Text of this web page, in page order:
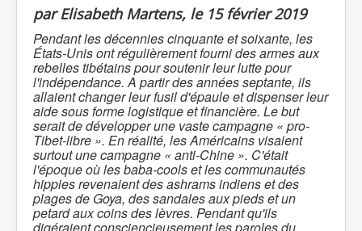
par Elisabeth Martens, le 15 février 2019
Pendant les décennies cinquante et soixante, les
États-Unis ont régulièrement fourni des armes aux
rebelles tibétains pour soutenir leur lutte pour
l'indépendance. A partir des années septante, ils
allaient changer leur fusil d'épaule et dispenser leur
aide sous formelogistique et financière. Le but
seraitde développer une vaste campagne « pro-
Tibet-libre ». En réalité, les Américains visaient
surtout une campagne « anti-Chine ». C'était
l'époque où les baba-cools et les communautés
hippies revenaient des ashrams indiens et des
plages de Goya, des sandales aux pieds et un
petard aux coins des lèvres. Pendant qu'ils